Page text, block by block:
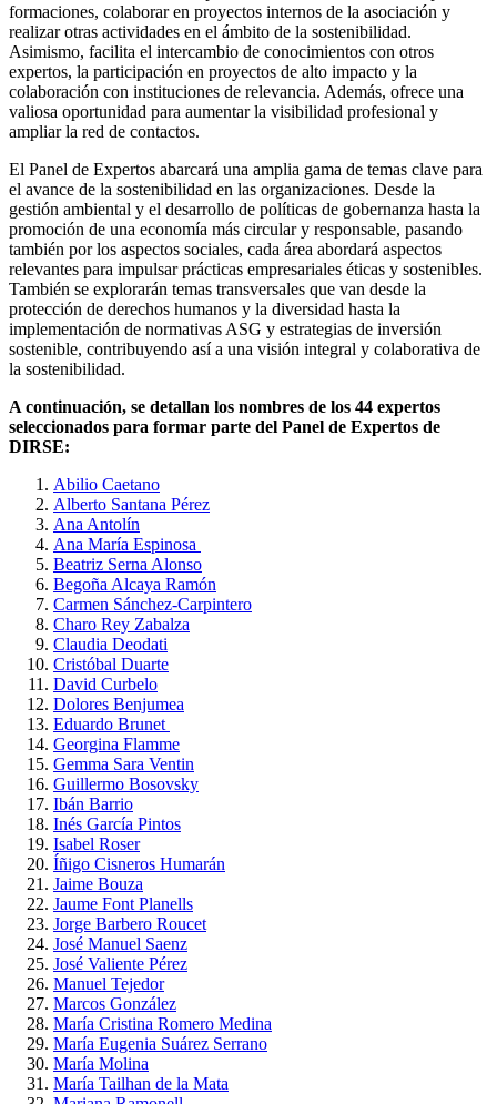
formaciones, colaborar en proyectos internos de la asociación y
realizar otras actividades en el ámbito de la sostenibilidad.
Asimismo, facilita el intercambio de conocimientos con otros
expertos, la participación en proyectos de alto impacto y la
colaboración con instituciones de relevancia. Además, ofrece una
valiosa oportunidad para aumentar la visibilidad profesional y
ampliar la red de contactos.
El Panel de Expertos abarcará una amplia gama de temas clave para
el avance de la sostenibilidad en las organizaciones. Desde la
gestión ambiental y el desarrollo de políticas de gobernanza hasta la
promoción de una economía más circular y responsable, pasando
también por los aspectos sociales, cada área abordará aspectos
relevantes para impulsar prácticas empresariales éticas y sostenibles.
También se explorarán temas transversales que van desde la
protección de derechos humanos y la diversidad hasta la
implementación de normativas ASG y estrategias de inversión
sostenible, contribuyendo así a una visión integral y colaborativa de
la sostenibilidad.
A continuación, se detallan los nombres de los 44 expertos
seleccionados para formar parte del Panel de Expertos de
DIRSE:
Abilio Caetano
Alberto Santana Pérez
Ana Antolín
Ana María Espinosa
Beatriz Serna Alonso
Begoña Alcaya Ramón
Carmen Sánchez-Carpintero
Charo Rey Zabalza
Claudia Deodati
Cristóbal Duarte
David Curbelo
Dolores Benjumea
Eduardo Brunet
Georgina Flamme
Gemma Sara Ventin
Guillermo Bosovsky
Ibán Barrio
Inés García Pintos
Isabel Roser
Íñigo Cisneros Humarán
Jaime Bouza
Jaume Font Planells
Jorge Barbero Roucet
José Manuel Saenz
José Valiente Pérez
Manuel Tejedor
Marcos González
María Cristina Romero Medina
María Eugenia Suárez Serrano
María Molina
María Tailhan de la Mata